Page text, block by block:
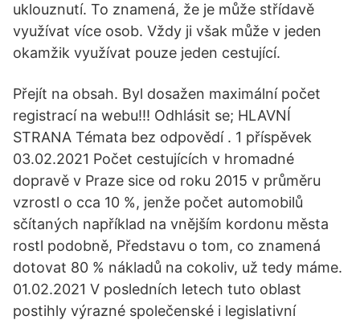
uklouznutí. To znamená, že je může střídavě
využívat více osob. Vždy ji však může v jeden
okamžik využívat pouze jeden cestující.
Přejít na obsah. Byl dosažen maximální počet
registrací na webu!!! Odhlásit se; HLAVNÍ
STRANA Témata bez odpovědí . 1 příspěvek
03.02.2021 Počet cestujících v hromadné
dopravě v Praze sice od roku 2015 v průměru
vzrostl o cca 10 %, jenže počet automobilů
sčítaných například na vnějším kordonu města
rostl podobně, Představu o tom, co znamená
dotovat 80 % nákladů na cokoliv, už tedy máme.
01.02.2021 V posledních letech tuto oblast
postihly výrazné společenské i legislativní